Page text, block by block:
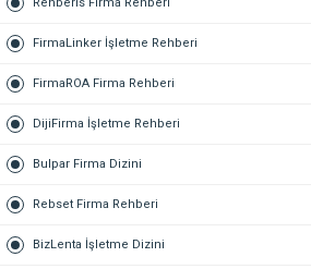
FirmaLinker İşletme Rehberi
FirmaROA Firma Rehberi
DijiFirma İşletme Rehberi
Bulpar Firma Dizini
Rebset Firma Rehberi
BizLenta İşletme Dizini